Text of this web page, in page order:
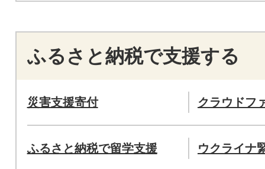
ふるさと納税で支援する
災害支援寄付 クラウドフ
ふるさと納税で留学支援 ウクライナ